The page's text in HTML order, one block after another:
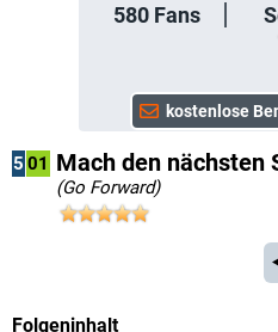
580Fans
5 01 Mach den nächsten
(Go Forward)
Folgeninhalt